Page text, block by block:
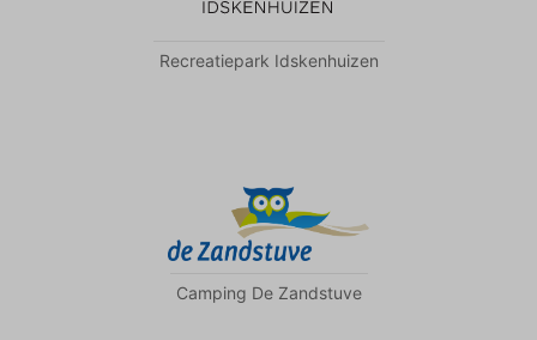
Recreatiepark Idskenhuizen
Camping De Zandstuve